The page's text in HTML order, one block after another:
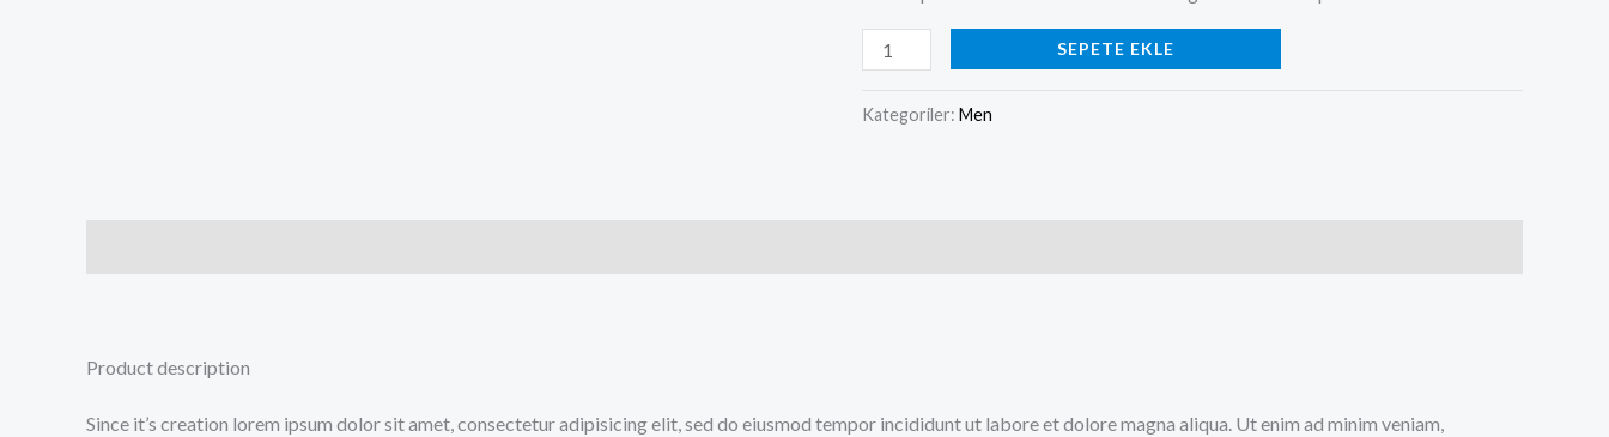
SEPETE EKLE
Kategoriler: Men
Product description
Since it’s creation lorem ipsum dolor sit amet, consectetur adipisicing elit, sed do eiusmod tempor incididunt ut labore et dolore magna aliqua. Ut enim ad minim veniam,